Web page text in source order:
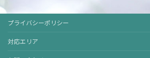
プライバシーポリシー
対応エリア